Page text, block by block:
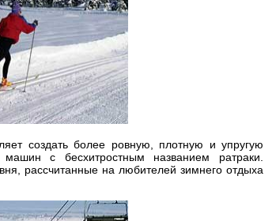
создать более ровную, плотную и упругую
с бесхитростным названием ратраки.
рассчитанные на любителей зимнего отдыха